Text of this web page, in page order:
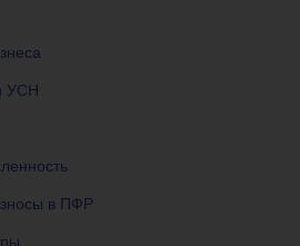
УСН
в ПФР